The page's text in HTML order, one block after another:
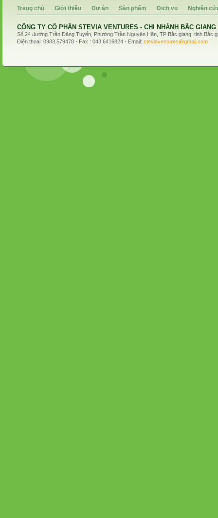
Trang chủ Giới thiệu Dự án Sản phẩm Dịch vụ Nghiên
CÔNG TY CỔ PHẦN STEVIA VENTURES - CHI NHÁNH BẮC GIANG
Số 24 đường Trần Đăng Tuyển, Phường Trần Nguyên Hãn, TP Bắc giang, tỉnh Bắc
Điện thoại: 0983.579478 - Fax : 043.6416824 - Email: steviaventures@gmail.com